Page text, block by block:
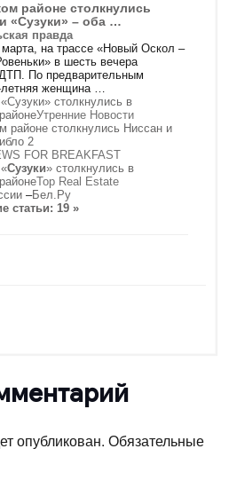
районе столкнулись
«Сузуки» – оба …
правда
на трассе «Новый Оскол –
в шесть вечера
По предварительным
женщина …
столкнулись в
Утренние Новости
районе столкнулись Ниссан и
2
FOR BREAKFAST
Сузуки» столкнулись в
Top Real Estate
–Бел.Ру
статьи: 19 »
опубликован. Обязательные